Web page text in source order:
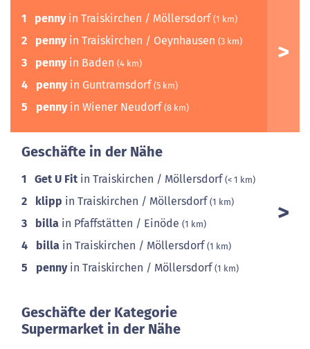
1 pennyin Traiskirchen / Möllersdorf (1 km)
2 pennyin Traiskirchen / Oeynhausen (3 km)
3 pennyin Baden (4 km)
4 pennyin Guntramsdorf (5 km)
5 pennyin Wiener Neudorf (8 km)
Geschäfte in der Nähe
1 Get U Fit in Traiskirchen / Möllersdorf(< 1 km)
2 klipp in Traiskirchen / Möllersdorf(1 km)
3 billa in Pfaffstätten / Einöde (1 km)
4 billa in Traiskirchen / Möllersdorf(1 km)
5 pennyin Traiskirchen / Möllersdorf(1 km)
Geschäfte der Kategorie
Supermarket in der Nähe